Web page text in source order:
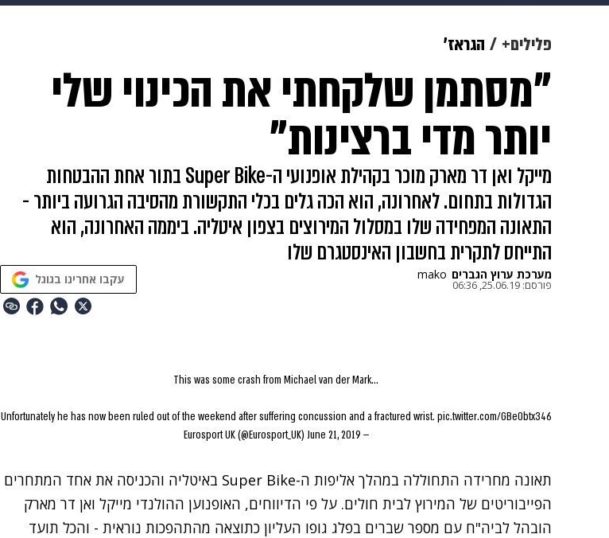
צבא וביטחון
ויוה משפט תשעה חודשים מתכונים פרויקטים מיוחדים
פלילים+ הגראז'
"מסתמן שלקחתי את הכינוי שלי
יותר מדי ברצינות"
מייקל ואן דר מארק מוכר בקהילת אופנועי ה-Super Bike בתור אחת ההבטחות
הגדולות בתחום. לאחרונה, הוא הכה גלים בכלי התקשורת מהסיבה הגרועה ביותר -
התאונה המפחידה שלו במסלול המירוצים בצפון איטליה. ביממה האחרונה, הוא
התייחס לתקרית בחשבון האינסטגרם שלו
מערכת ערוץ הגברים mako
פורסם: 25.06.19, 06:36 עקבו אחרינו בגוגל
This was some crash from Michael van der Mark...
Unfortunately he has now been ruled out of the weekend after suffering concussion and a fractured wrist. pic.twitter.com/GBe0btx346
— Eurosport UK (@Eurosport_UK)
June 21, 2019
תאונה מחרידה התחוללה במהלך אליפות ה-Super Bike באיטליה והכניסה את אחד המתחרים
הפייבוריטים של המירוץ לבית חולים. על פי הדיווחים, האופנוען ההולנדי מייקל ואן דר מארק
הובהל לביה"ח עם מספר שברים בפלג גופו העליון כתוצאה מהתהפכות נוראית - והכל תועד